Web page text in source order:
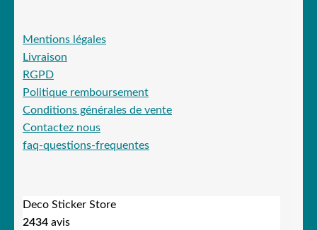
Mentions légales
Livraison
RGPD
Politique remboursement
Conditions générales de vente
Contactez nous
faq-questions-frequentes
Deco Sticker Store
2434 avis